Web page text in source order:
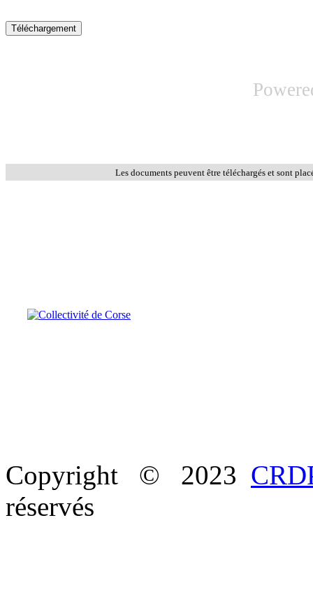
Les documents peuvent être téléchargés et sont
Copyright © 2023
réservés